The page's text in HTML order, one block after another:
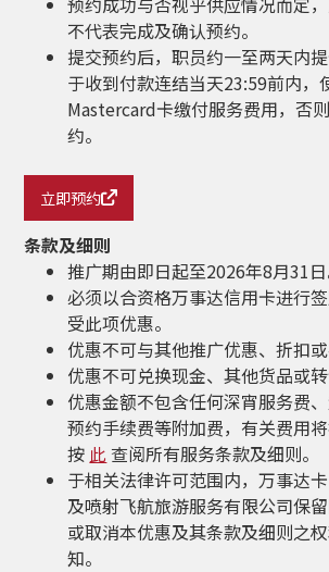
不代表完成及确认预约。
提交预约后，职员约一至两天内
于收到付款连结当天23:59前内，
Mastercard卡缴付服务费用，否
约。
立即预约
条款及细则
推广期由即日起至2026年8月31日
必须以合资格万事达信用卡进行
受此项优惠。
优惠不可与其他推广优惠、折扣或
优惠不可兑换现金、其他货品或转
优惠金额不包含任何深宵服务费
预约手续费等附加费，有关费用将
按 此 查阅所有服务条款及细则。
于相关法律许可范围内，万事达卡
及喷射飞航旅游服务有限公司保
或取消本优惠及其条款及细则之
知。